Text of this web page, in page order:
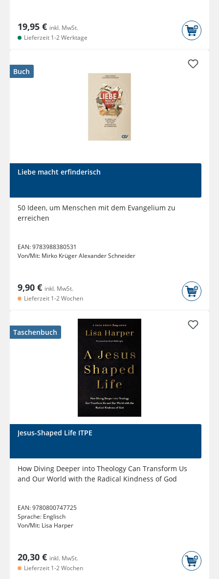
19,95 € inkl. MwSt.
Lieferzeit 1-2 Werktage
Buch
Liebe macht erfinderisch
50 Ideen, um Menschen mit dem Evangelium zu
erreichen
EAN:9783988380531
Von/Mit: Mirko Krüger Alexander Schneider
9,90 € inkl. MwSt.
Lieferzeit 1-2 Wochen
Taschenbuch
Jesus-Shaped Life ITPE
How Diving Deeper into Theology Can Transform Us
and Our World with the Radical Kindness of God
EAN:9780800747725
Sprache: Englisch
Von/Mit: Lisa Harper
20,30 € inkl. MwSt.
Lieferzeit 1-2 Wochen